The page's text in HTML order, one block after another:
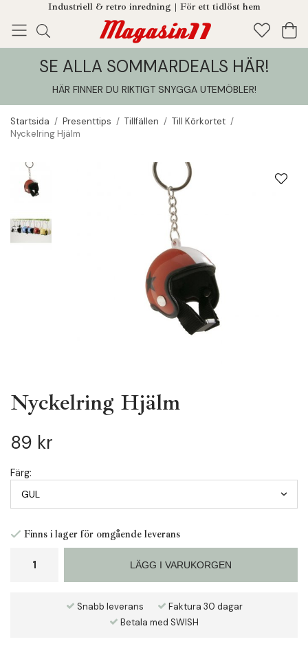
Industriell & retro inredning | För ett tidlöst hem
Enjoy! Tillagt i din varukorg
SE ALLA SOMMARDEALS HÄR!
HÄR FINNER DU RIKTIGT SNYGGA UTEMÖBLER!
Startsida / Presenttips / Tillfällen / Till Körkortet /
Nyckelring Hjälm
Nyckelring Hjälm
89 kr
Färg:
Finns i lager för omgående leverans
LÄGG I VARUKORGEN
Snabb leverans
Faktura 30 dagar
Betala med SWISH